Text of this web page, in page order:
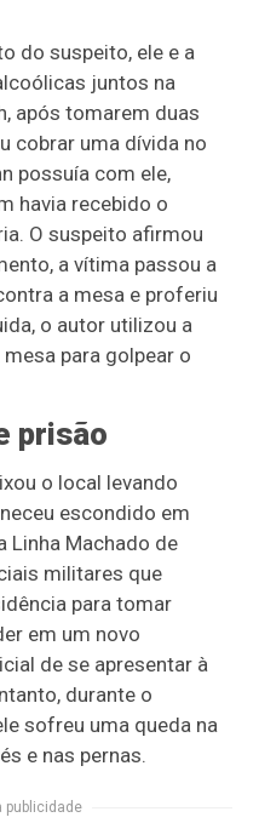
do suspeito, ele e a
juntos na
após tomarem duas
cobrar uma dívida no
possuía com ele,
havia recebido o
O suspeito afirmou
a vítima passou a
a mesa e proferiu
o autor utilizou a
para golpear o
prisão
o local levando
escondido em
Linha Machado de
militares que
para tomar
em um novo
de se apresentar à
durante o
sofreu uma queda na
e nas pernas.
publicidade